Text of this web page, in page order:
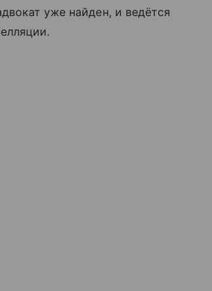
уже найден, и ведётся